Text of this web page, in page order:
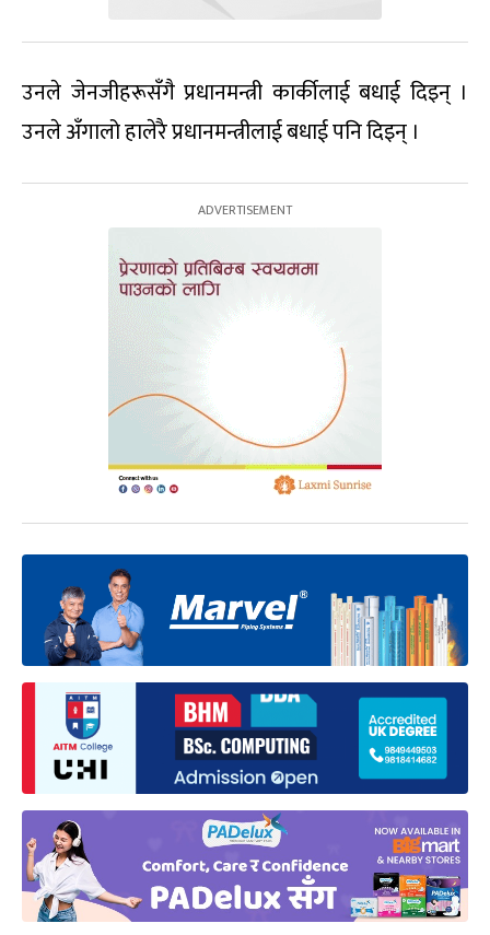
उनले जेनजीहरूसँगै प्रधानमन्त्री कार्कीलाई बधाई दिइन् ।
उनले अँगालो हालेरै प्रधानमन्त्रीलाई बधाई पनि दिइन् ।